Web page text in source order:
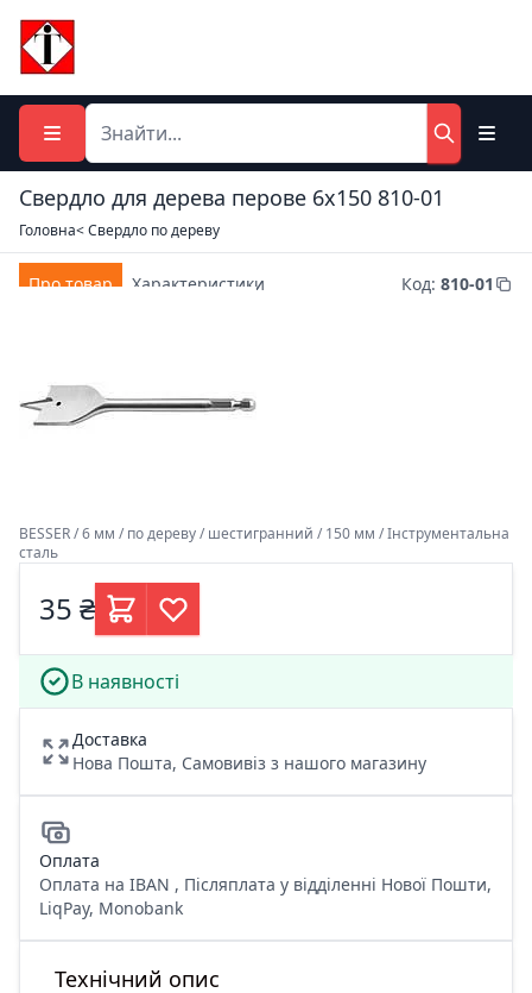
Свердло для дерева перове 6х150 810-01
Головна< Свердло по дереву
Про товар Характеристики Код: 810-01
BESSER / 6 мм / по дереву / шестигранний / 150 мм / Інструментальна
сталь
35 ₴
В наявності
Доставка
Нова Пошта, Самовивіз з нашого магазину
Оплата
Оплата на IBAN , Післяплата у відділенні Нової Пошти,
LiqPay, Monobank
Технічний опис